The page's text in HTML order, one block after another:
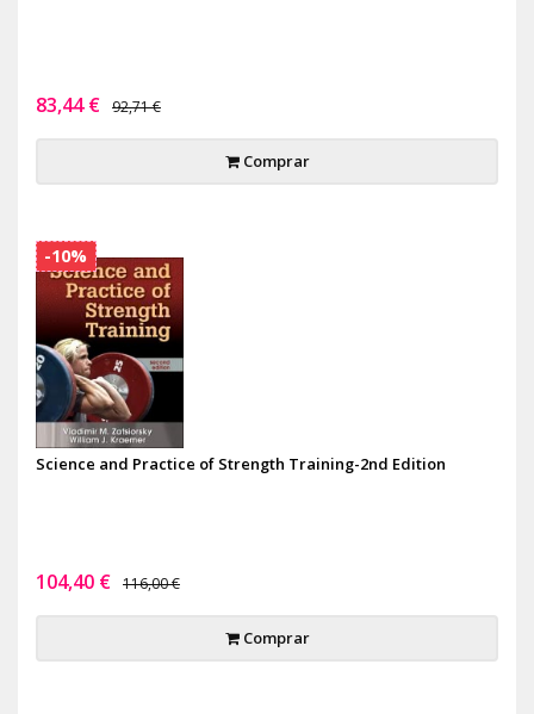
83,44 € 92,71 €
Comprar
Science and Practice of Strength Training-2nd Edition
104,40 € 116,00 €
Comprar
-10%